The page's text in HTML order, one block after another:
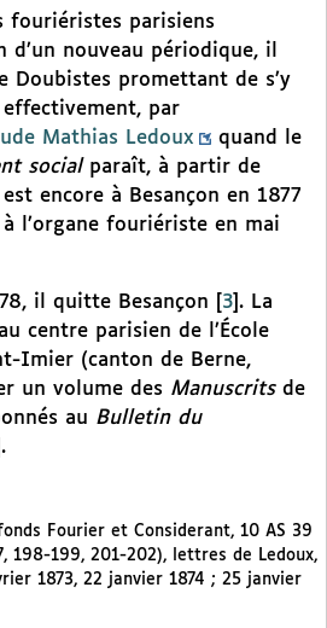
fouriéristes parisiens
nouveau périodique, il
Doubistes promettant de s’y
effectivement, par
Mathias Ledoux
quand le
social paraît, à partir de
encore à Besançon en 1877
l’organe fouriériste en mai
il quitte Besançon 3 . La
centre parisien de l’École
Imier (canton de Berne,
un volume des Manuscrits de
au Bulletin du
.
Fourier et Considerant, 10 AS 39
198-199, 201-202), lettres de Ledoux,
1873, 22 janvier 1874 ; 25 janvier